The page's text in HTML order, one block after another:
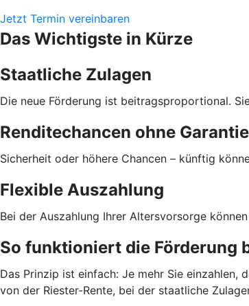
Jetzt Termin vereinbaren
Das Wichtigste in Kürze
Staatliche Zulagen
Die neue Förderung ist beitragsproportional.
Renditechancen ohne
Sicherheit oder höhere Chancen – künftig
Flexible Auszahlung
Bei der Auszahlung Ihrer Altersvorsorge
So funktioniert die Förderung
Das Prinzip ist einfach: Je mehr Sie
von der Riester-Rente, bei der staatliche